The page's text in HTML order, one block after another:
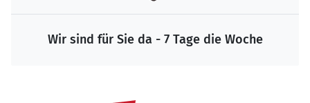
Wir sind für Sie da - 7 Tage die Woche